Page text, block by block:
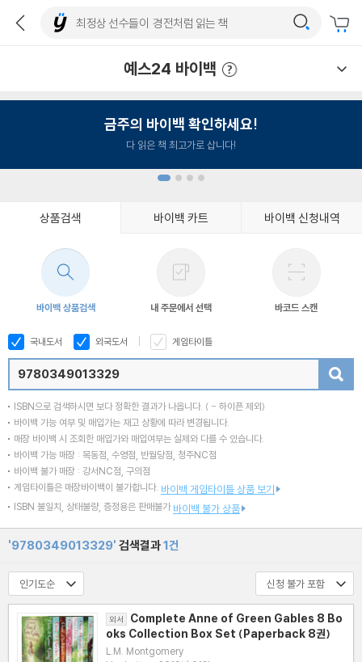
예스24 바이백
금주의 바이백 확인하세요!
다 읽은 책 최고가로 삽니다!
상품검색 바이백 카트 바이백 신청내역
바이백 상품검색 내 주문에서 선택 바코드 스캔
국내도서 외국도서 게임타이틀
ISBN으로 검색하시면 보다 정확한 결과가 나옵니다. ( - 하이픈 제외)
바이백 가능 여부 및 매입가는 재고 상황에 따라 변경됩니다.
매장 바이백 시 조회한 매입가와 매입여부는 실제와 다를 수 있습니다.
바이백 가능 매장 : 목동점, 수영점, 반월당점, 청주NC점
바이백 불가 매장 : 강서NC점, 구의점
게임타이틀은 매장바이백이 불가합니다. 바이백 게임타이틀 상품 보기
ISBN 불일치, 상태불량, 증정용은 판매불가 바이백 불가 상품
'9780349013329' 검색결과1건
외서
Complete Anne of Green Gables 8 Bo
oks Collection Box Set (Paperback 8권)
L.M. Montgomery